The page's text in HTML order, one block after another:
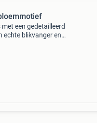
een gedetailleerd
echte blikvanger en